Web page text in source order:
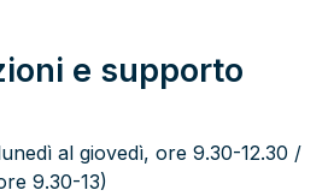
e supporto
al giovedì, ore 9.30-12.30 /
9.30-13)